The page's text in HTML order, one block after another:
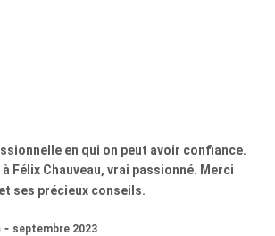
en qui on peut avoir confiance.
Félix Chauveau, vrai passionné. Merci
ses précieux conseils.
- septembre 2023